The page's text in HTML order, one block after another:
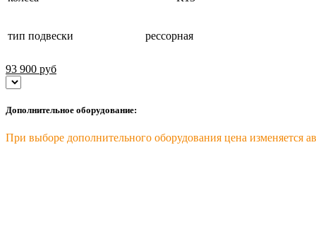
тип подвески рессорная
93 900 руб
Дополнительное оборудование:
При выборе дополнительного оборудования цена изменяется